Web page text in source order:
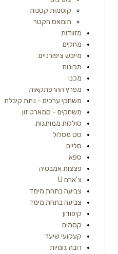
קוסמות קטנות
תומאס הקטר
מזוודות
מחקים
מייבש ציפורניים
מכונות
מכנו
מפרץ ההרפתקאות
משחקי ערכים - נתת קיבלת
משחקים - סמארט זון
סוללות ממותגות
סט מסלול
סליים
ספא
פצצות אמבטיה
צ'ארם U
צביעה בתחת מימד
צביעה בתחת מימד
קיפודון
קסמים
קעקועי שיער
רובה גומיות